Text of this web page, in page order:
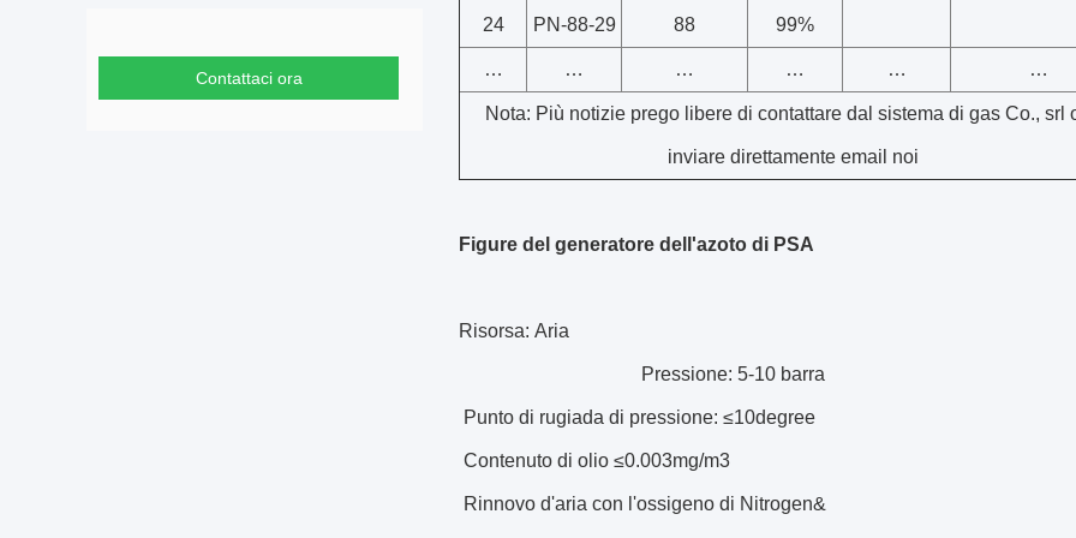
Contattaci ora
24 PN-88-29 88 99%
… … … … … …
Nota: Più notizie prego libere di contattare dal sistema di gas Co., srl
inviare direttamente email noi
Figure del generatore dell'azoto di PSA
Risorsa: Aria
Pressione: 5-10 barra
Punto di rugiada di pressione: ≤10degree
Contenuto di olio ≤0.003mg/m3
Rinnovo d'aria con l'ossigeno di Nitrogen&